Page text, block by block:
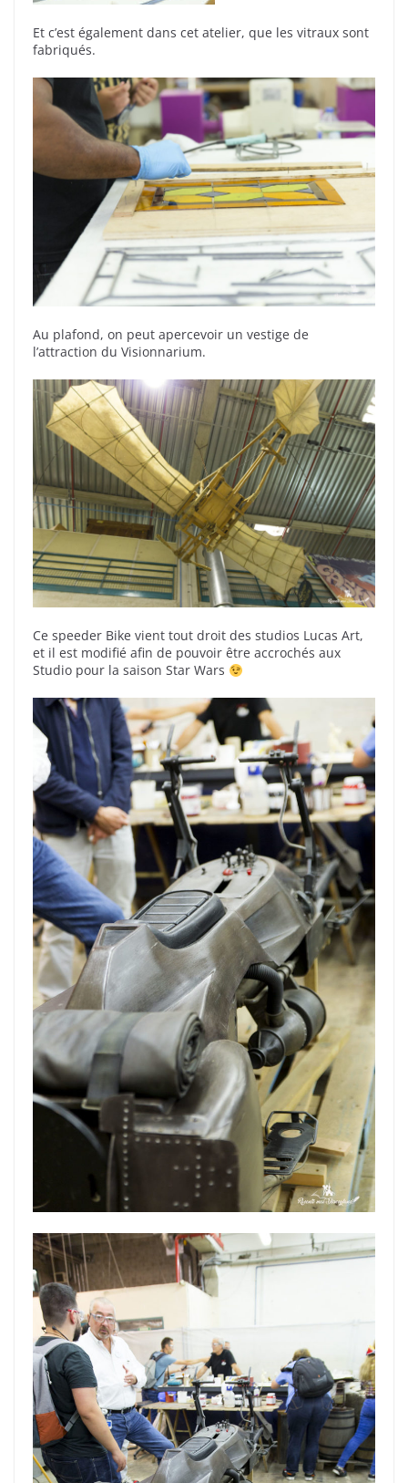
Et c’est également dans cet atelier, que les vitraux sont
fabriqués.
Au plafond, on peut apercevoir un vestige de
l’attraction du Visionnarium.
Ce speeder Bike vient tout droit des studios Lucas Art,
et il est modifié afin de pouvoir être accrochés aux
Studio pour la saison Star Wars